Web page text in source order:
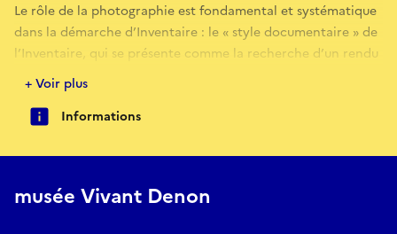
Le rôle de la photographie est fondamental et systématique
dans la démarche d’Inventaire : le « style documentaire » de
l’Inventaire, qui se présente comme la recherche d’un rendu
neutre le plus fidèle possible des architectures et des objets
d’art est considéré comme la meilleure manière de rendre
compte de la nature et de la matérialité du patrimoine. La
photographes, le regard sensible et original de chacun
patrimoine régional un objet composite et protéiforme, un
+ Voir plus
Informations
musée Vivant Denon